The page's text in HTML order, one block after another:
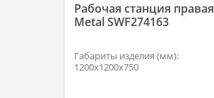
Рабочая станция правая
Metal SWF274163
Габариты изделия (мм):
1200х1200х750